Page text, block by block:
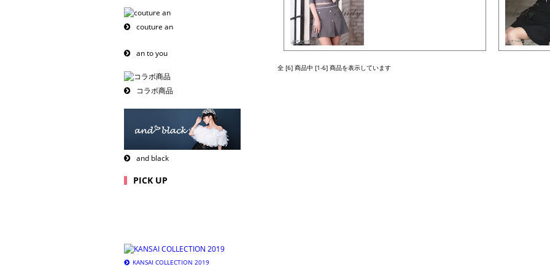
couture an
an to you
コラボ商品
and black
PICK UP
KANSAI COLLECTION 2019
全 [6] 商品中 [1-6] 商品を表示しています